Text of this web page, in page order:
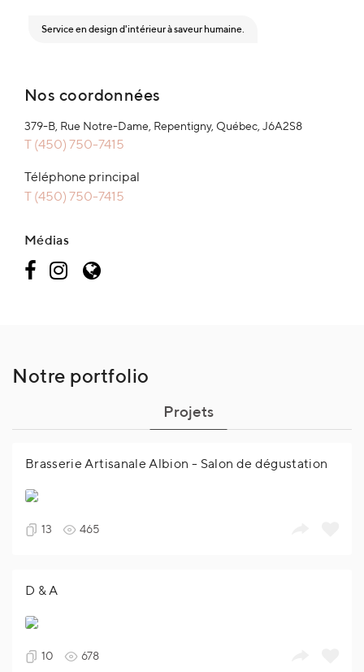
Service en design d'intérieur à saveur humaine.
Nos coordonnées
379-B, Rue Notre-Dame, Repentigny, Québec, J6A2S8
T (450) 750-7415
Téléphone principal
T (450) 750-7415
Médias
Notre portfolio
Projets
Brasserie Artisanale Albion - Salon de dégustation
13 465
D & A
10 678